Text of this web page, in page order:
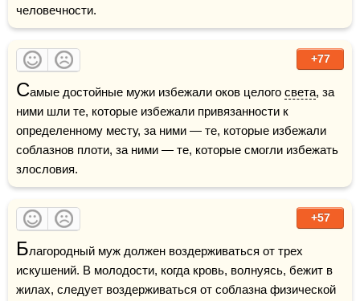
человечности.
+77
Самые достойные мужи избежали оков целого света, за
ними шли те, которые избежали привязанности к
определенному месту, за ними — те, которые избежали
соблазнов плоти, за ними — те, которые смогли избежать
злословия.
+57
Благородный муж должен воздерживаться от трех
искушений. В молодости, когда кровь, волнуясь, бежит в
жилах, следует воздерживаться от соблазна физической